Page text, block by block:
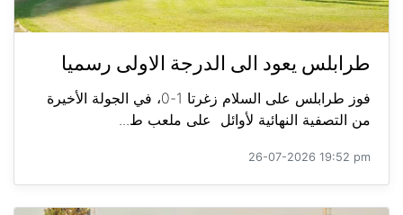
طرابلس يعود الى الدرجة الاولى رسميا
فوز طرابلس على السلام زغرتا 1-0، في الجولة الأخيرة
من التصفية النهائية لأوائل على ملعب ط...
26-07-2026 19:52 pm